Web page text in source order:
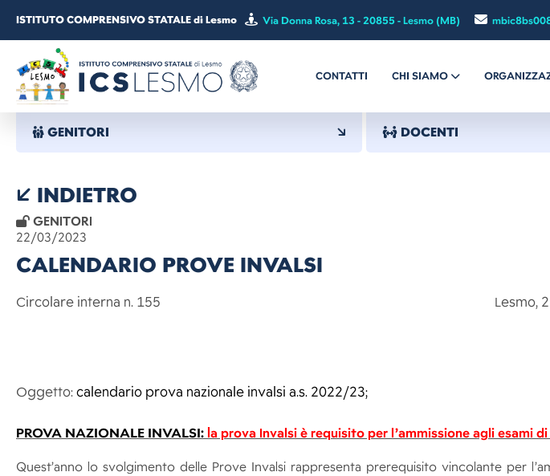
ISTITUTO COMPRENSIVO STATALE di Lesmo Via Donna Rosa, 13 - 20855 - Lesmo (MB)
CONTATTI CHI SIAMO
GENITORI DOCENTI
INDIETRO
GENITORI
22/03/2023
CALENDARIO PROVE INVALSI
Circolare interna n. 155 Lesmo, 22/
Oggetto:calendario prova nazionale invalsi a.s. 2022/23;
PROVA NAZIONALE INVALSI: a prova Invalsi è requisito per l’ammissione agli esami
Quest’anno lo svolgimento delle Prove Invalsi rappresenta prerequisito vincolante per